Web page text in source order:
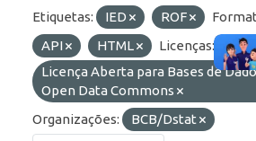
Etiquetas: IED ROF
API
HTML
Licenças:
Licença Aberta para Bases de
Open Data Commons
Organizações:
BCB/Dstat